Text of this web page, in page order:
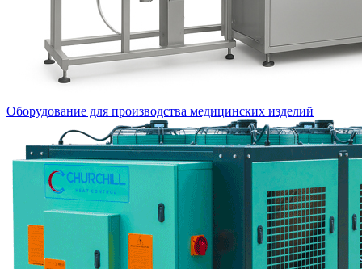
Оборудование для производства медицинских изделий